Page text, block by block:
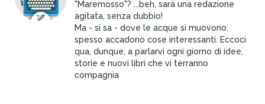
"Maremosso"? ...beh, sarà una redazione
agitata, senza dubbio!
Ma - si sa - dove le acque si muovono,
spesso accadono cose interessanti. Eccoci
qua, dunque, a parlarvi ogni giorno di idee,
storie e nuovi libri che vi terranno
compagnia